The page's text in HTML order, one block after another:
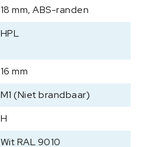
18 mm, ABS-randen
HPL
16 mm
M1 (Niet brandbaar)
H
Wit RAL 9010